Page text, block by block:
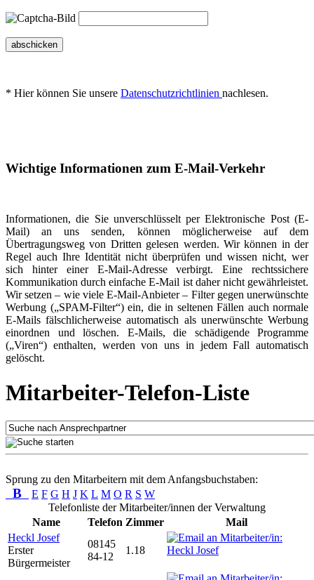
abschicken
* Hier können Sie unsere Datenschutzrichtlinien nachlesen.
Wichtige Informationen zum E-Mail-Verkehr
Informationen, die Sie unverschlüsselt per Elektronische Post (E-
Mail) an uns senden, können möglicherweise auf dem
Übertragungsweg von Dritten gelesen werden. Wir können in der
Regel auch Ihre Identität nicht überprüfen und wissen nicht, wer
sich hinter einer E-Mail-Adresse verbirgt. Eine rechtssichere
Kommunikation durch einfache E-Mail ist daher nicht gewährleistet.
Wir setzen – wie viele E-Mail-Anbieter – Filter gegen unerwünschte
Werbung („SPAM-Filter“) ein, die in seltenen Fällen auch normale
E-Mails fälschlicherweise automatisch als unerwünschte Werbung
einordnen und löschen. E-Mails, die schädigende Programme
(„Viren“) enthalten, werden von uns in jedem Fall automatisch
gelöscht.
Mitarbeiter-Telefon-Liste
Sprung zu den Mitarbeitern mit dem Anfangsbuchstaben:
B E F G H J K L M O R S W
Telefonliste der Mitarbeiter/innen der Verwaltung
Name
Telefon Zimmer
Mail
Heckl Josef
Erster
Bürgermeister
08145
84-12
1.18